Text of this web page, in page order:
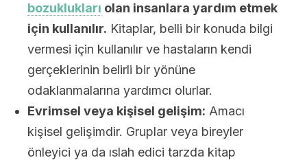
bozuklukları olan insanlara yardım etmek
için kullanılır. Kitaplar, belli bir konuda bilgi
vermesi için kullanılır ve hastaların kendi
gerçeklerinin belirli bir yönüne
odaklanmalarına yardımcı olurlar.
Evrimsel veya kişisel gelişim: Amacı
kişisel gelişimdir. Gruplar veya bireyler
önleyici ya da ıslah edici tarzda kitap